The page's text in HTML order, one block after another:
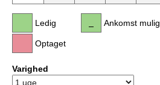
Ledig
Optaget
Ankomst mulig
Varighed